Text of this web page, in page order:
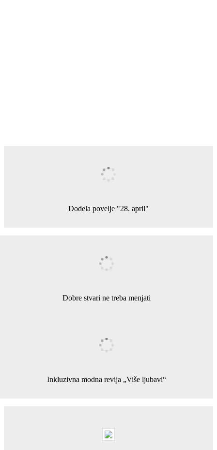
Dodela povelje "28. april"
Dobre stvari ne treba menjati
Inkluzivna modna revija „Više ljubavi“